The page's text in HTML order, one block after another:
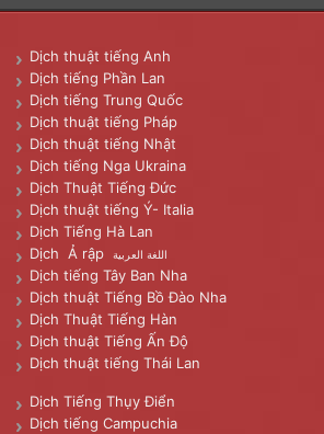
Dịch thuật tiếng Anh
Dịch tiếng Phần Lan
Dịch tiếng Trung Quốc
Dịch thuật tiếng Pháp
Dịch thuật tiếng Nhật
Dịch tiếng Nga Ukraina
Dịch Thuật Tiếng Đức
Dịch thuật tiếng Ý- Italia
Dịch Tiếng Hà Lan
Dịch Ả rập
اللغة العربية
Dịch tiếng Tây Ban Nha
Dịch thuật Tiếng Bồ Đào Nha
Dịch Thuật Tiếng Hàn
Dịch thuật Tiếng Ấn Độ
Dịch thuật tiếng Thái Lan
Dịch Tiếng Thụy Điển
Dịch tiếng Campuchia